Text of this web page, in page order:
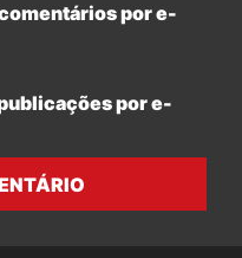
por e-
por e-